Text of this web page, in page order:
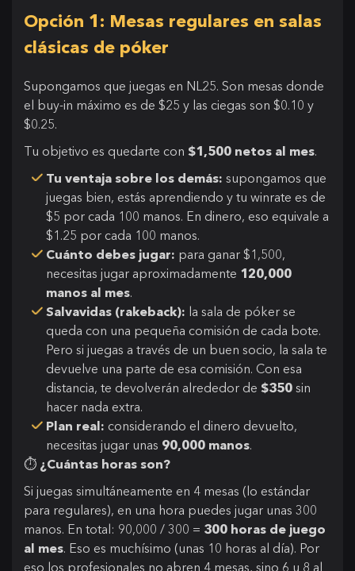
Opción 1: Mesas regulares en salas
clásicas de póker
Supongamos que juegas en NL25. Son mesas donde
el buy-in máximo es de $25 y las ciegas son $0.10 y
$0.25.
Tu objetivo es quedarte con $1,500 netos al mes.
Tu ventaja sobre los demás: supongamos que
juegas bien, estás aprendiendo y tu winrate es de
$5 por cada 100 manos. En dinero, eso equivale a
$1.25 por cada 100 manos.
Cuánto debes jugar: para ganar $1,500,
necesitas jugar aproximadamente 120,000
manos al mes.
Salvavidas (rakeback): la sala de póker se
queda con una pequeña comisión de cada bote.
Pero si juegas a través de un buen socio, la sala te
devuelve una parte de esa comisión. Con esa
distancia, te devolverán alrededor de $350 sin
hacer nada extra.
Plan real: considerando el dinero devuelto,
necesitas jugar unas 90,000 manos.
⏱ ¿Cuántas horas son?
Si juegas simultáneamente en 4 mesas (lo estándar
para regulares), en una hora puedes jugar unas 300
manos. En total: 90,000 / 300 = 300 horas de juego
al mes. Eso es muchísimo (unas 10 horas al día). Por
eso los profesionales no abren 4 mesas, sino 6 u 8 al